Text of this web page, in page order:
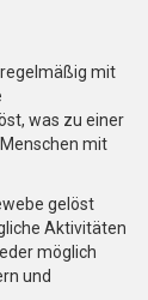
regelmäßig mit
was zu einer
mit
gelöst
Aktivitäten
möglich
und